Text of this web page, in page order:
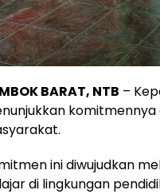
BARAT, NTB –
ini diwujudkan
di lingkungan